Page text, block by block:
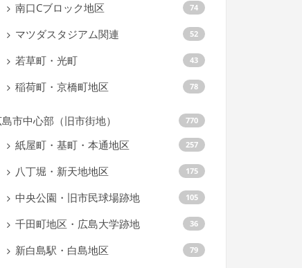
南口Cブロック地区 74
マツダスタジアム関連 52
若草町・光町 43
稲荷町・京橋町地区 78
市中心部（旧市街地） 770
紙屋町・基町・本通地区 257
八丁堀・新天地地区 175
中央公園・旧市民球場跡地 105
千田町地区・広島大学跡地 36
新白島駅・白島地区 79